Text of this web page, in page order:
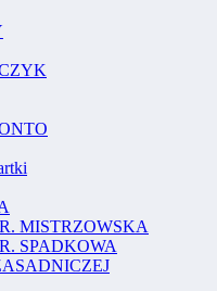
MISTRZOWSKA
SPADKOWA